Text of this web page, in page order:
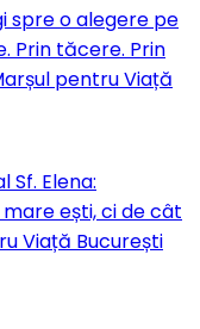
spre o alegere pe
Prin tăcere. Prin
pentru Viață
Sf. Elena:
ești, ci de cât
Viață București